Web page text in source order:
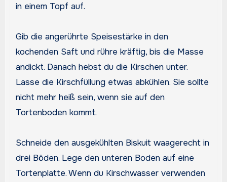
in einem Topf auf.
Gib die angerührte Speisestärke in den
kochenden Saft und rühre kräftig, bis die Masse
andickt. Danach hebst du die Kirschen unter.
Lasse die Kirschfüllung etwas abkühlen. Sie sollte
nicht mehr heiß sein, wenn sie auf den
Tortenboden kommt.
Schneide den ausgekühlten Biskuit waagerecht in
drei Böden. Lege den unteren Boden auf eine
Tortenplatte. Wenn du Kirschwasser verwenden